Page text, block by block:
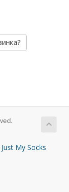
My Socks